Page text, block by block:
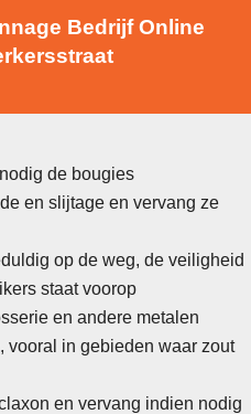
Bedrijf Online
de bougies
en slijtage en vervang ze
op de weg, de veiligheid
staat voorop
en andere metalen
vooral in gebieden waar zout
en vervang indien nodig